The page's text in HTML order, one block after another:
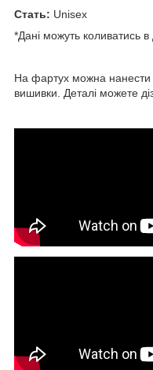
Стать: Unisex
*Дані можуть коливатись
На фартух можна нанести
вишивки. Деталі можете